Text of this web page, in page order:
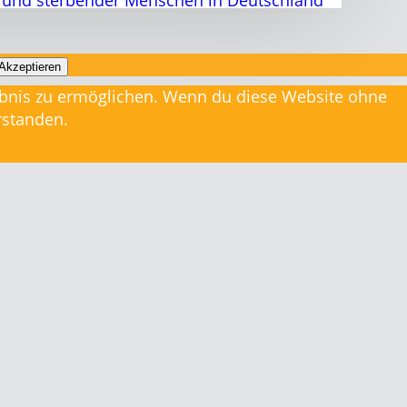
zu ermöglichen. Wenn du diese Website ohne